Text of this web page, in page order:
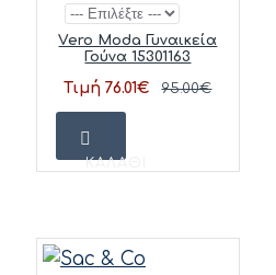
Vero Moda Γυναικεία
Γούνα 15301163
Τιμή 76.01€ 95.00€
ΚΑΛΆΘΙ